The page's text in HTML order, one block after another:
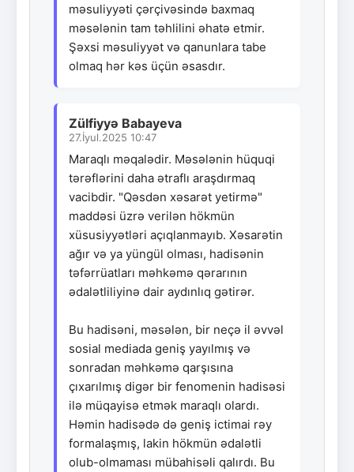
məsuliyyəti çərçivəsində baxmaq
məsələnin tam təhlilini əhatə etmir.
Şəxsi məsuliyyət və qanunlara tabe
olmaq hər kəs üçün əsasdır.
Zülfiyyə Babayeva
27.İyul.2025 10:47
Maraqlı məqalədir. Məsələnin hüquqi
tərəflərini daha ətraflı araşdırmaq
vacibdir. "Qəsdən xəsarət yetirmə"
maddəsi üzrə verilən hökmün
xüsusiyyətləri açıqlanmayıb. Xəsarətin
ağır və ya yüngül olması, hadisənin
təfərrüatları məhkəmə qərarının
ədalətliliyinə dair aydınlıq gətirər.
Bu hadisəni, məsələn, bir neçə il əvvəl
sosial mediada geniş yayılmış və
sonradan məhkəmə qarşısına
çıxarılmış digər bir fenomenin hadisəsi
ilə müqayisə etmək maraqlı olardı.
Həmin hadisədə də geniş ictimai rəy
formalaşmış, lakin hökmün ədalətli
olub-olmaması mübahisəli qalırdı. Bu